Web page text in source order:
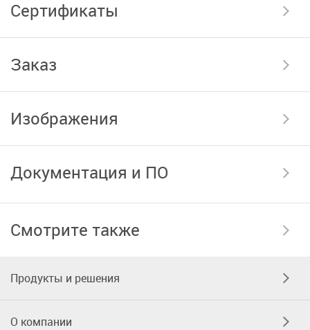
Сертификаты
Заказ
Изображения
Документация и ПО
Смотрите также
Продукты и решения
О компании